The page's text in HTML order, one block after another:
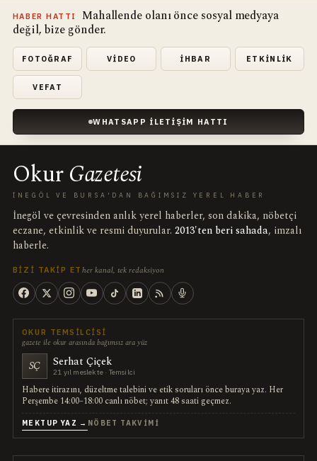
HABER HATTI
Mahallende olanı önce sosyal medyaya
değil, bize gönder.
FOTOĞRAF VIDEO İHBAR ETKINLIK
VEFAT
WHATSAPP İLETIŞIM HATTI
OkurGazetesi
İNEGÖL VE BURSA'DAN BAĞIMSIZ YEREL HABER
İnegöl ve çevresinden anlık yerel haberler, son dakika, nöbetçi
eczane, etkinlik ve resmi duyurular. 2013'ten beri sahada, imzalı
haberle.
BIZI TAKIP ET her kanal, tek redaksiyon
OKUR TEMSILCISI
gazete ile okur arasında bağımsız ara yüz
SÇ Serhat Çiçek
21 yıl meslekte · Temsilci
Habere itirazını, düzeltme talebini ve etik soruları önce buraya yaz. Her
Perşembe 14:00–18:00 canlı nöbet; yanıt 48 saati geçmez.
MEKTUP YAZ → NÖBET TAKVIMI